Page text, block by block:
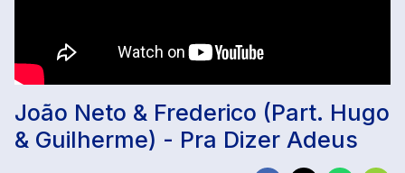
João Neto & Frederico (Part. Hugo
& Guilherme) - Pra Dizer Adeus